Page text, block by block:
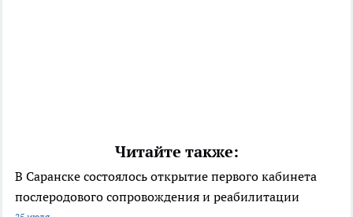
Читайте также:
В Саранске состоялось открытие первого кабинета
послеродового сопровождения и реабилитации